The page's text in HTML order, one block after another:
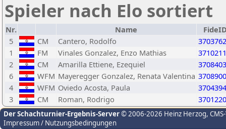
Spieler nach Elo sortiert
Nr. Name
5
CM Cantero, Rodolfo
3703762
1
FM Vinales Gonzalez, Enzo Mathias
3710211
2
CM Amarilla Ettiene, Ezequiel
3708403
6
WFM Mayeregger Gonzalez, Renata Valentina 3708900
4
WFM Oviedo Acosta, Paula
3704394
3
CM Roman, Rodrigo 3701220
Der Schachturnier-Ergebnis-Server© 2006-2026 Heinz Herzog,
Impressum / Nutzungsbedingungen